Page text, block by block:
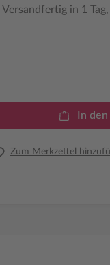
Versandfertig in 1
In
Zum Merkzettel